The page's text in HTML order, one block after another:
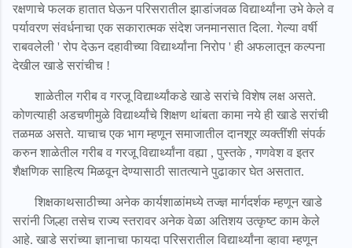
रक्षणाचे फलक हातात घेऊन परिसरातील झाडांजवळ विद्यार्थ्यांना उभे केले व
पर्यावरण संवर्धनाचा एक सकारात्मक संदेश जनमानसात दिला. गेल्या वर्षी
राबवलेली ' रोप देऊन दहावीच्या विद्यार्थ्यांना निरोप ' ही अफलातून कल्पना
देखील खाडे सरांचीच !
शाळेतील गरीब व गरजू विद्यार्थ्यांकडे खाडे सरांचे विशेष लक्ष असते.
कोणत्याही अडचणीमुळे विद्यार्थ्यांचे शिक्षण थांबता कामा नये ही खाडे सरांची
तळमळ असते. याचाच एक भाग म्हणून समाजातील दानशूर व्यक्तींशी संपर्क
करुन शाळेतील गरीब व गरजू विद्यार्थ्यांना वह्या , पुस्तके , गणवेश व इतर
शैक्षणिक साहित्य मिळवून देण्यासाठी सातत्याने पुढाकार घेत असतात.
शिक्षकाथसाठीच्या अनेक कार्यशाळांमध्ये तज्ज्ञ मार्गदर्शक म्हणून खाडे
सरांनी जिल्हा तसेच राज्य स्तरावर अनेक वेळा अतिशय उत्कृष्ट काम केले
आहे. खाडे सरांच्या ज्ञानाचा फायदा परिसरातील विद्यार्थ्यांना व्हावा म्हणून